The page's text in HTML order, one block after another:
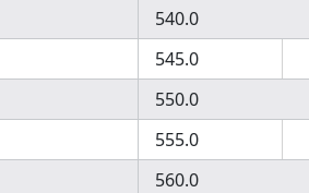
540.0
545.0
550.0
555.0
560.0